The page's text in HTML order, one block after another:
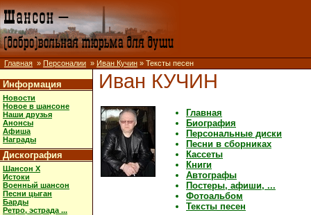
Главная » Персоналии » Иван Кучин » Тексты песен
Информация
Новости
Новое в шансоне
Наши друзья
Анонсы
Афиша
Награды
Дискография
Шансон X
Истоки
Военный шансон
Песни цыган
Барды
Ретро, эстрада ...
Иван КУЧИН
Главная
Биография
Персональные диски
Песни в сборниках
Кассеты
Книги
Автографы
Постеры, афиши, ...
Фотоальбом
Тексты песен